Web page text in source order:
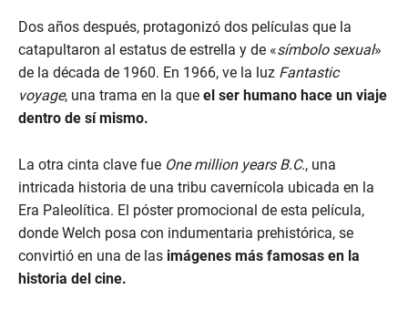
Dos años después, protagonizó dos películas que la
catapultaron al estatus de estrella y de «símbolo sexual»
de la década de 1960. En 1966, ve la luz Fantastic
voyage, una trama en la que el ser humano hace un viaje
dentro de sí mismo.
La otra cinta clave fue One million years B.C., una
intricada historia de una tribu cavernícola ubicada en la
Era Paleolítica. El póster promocional de esta película,
donde Welch posa con indumentaria prehistórica, se
convirtió en una de las imágenes más famosas en la
historia del cine.